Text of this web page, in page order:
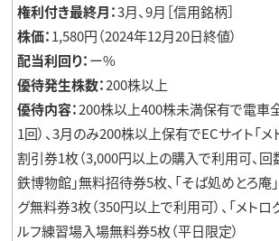
権利付き最終月：3月、9月［信用銘柄］
株価：1,580円（2024年12月20日終値）
配当利回り：ー%
優待発生株数：200株以上
優待内容：200株以上400株未満保有で電車
1回）、3月のみ200株以上保有でECサイト「
割引券1枚（3,000円以上の購入で利用可、回
鉄博物館」無料招待券5枚、「そば処めとろ庵
グ無料券3枚（350円以上で利用可）、「メトロ
ルフ練習場入場無料券5枚（平日限定）